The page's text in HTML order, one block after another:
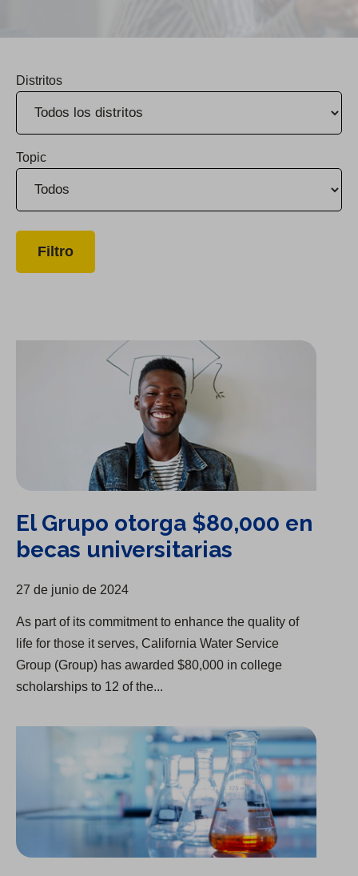
Distritos
Topic
El Grupo otorga $80,000 en becas universitarias
El Grupo otorga $80,000 en
becas universitarias
27 de junio de 2024
As part of its commitment to enhance the quality of
life for those it serves, California Water Service
Group (Group) has awarded $80,000 in college
scholarships to 12 of the...
El suministro de agua limpia y segura sigue siendo la máxima prioridad